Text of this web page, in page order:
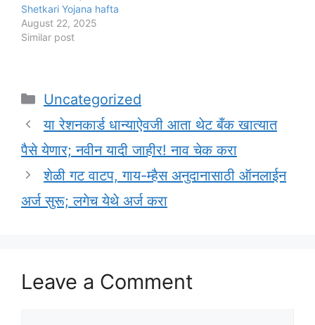
Shetkari Yojana hafta
August 22, 2025
Similar post
Categories
Uncategorized
या रेशनकार्ड धान्याऐवजी आता थेट बँक खात्यात
पैसे येणार; नवीन यादी जाहीर! नाव चेक करा
शेळी गट वाटप, गाय-म्हैस अनुदानासाठी ऑनलाईन
अर्ज सुरू; लगेच येथे अर्ज करा
Leave a Comment